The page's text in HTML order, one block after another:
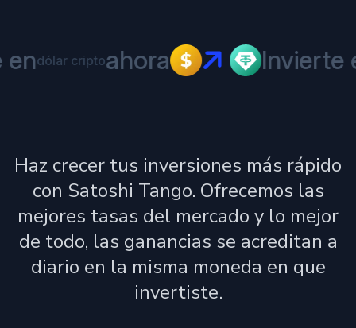
dólar criptoahora Invierte
Haz crecer tus inversiones más rápido
con Satoshi Tango. Ofrecemos las
mejores tasas del mercado y lo mejor
de todo, las ganancias se acreditan a
diario en la misma moneda en que
invertiste.